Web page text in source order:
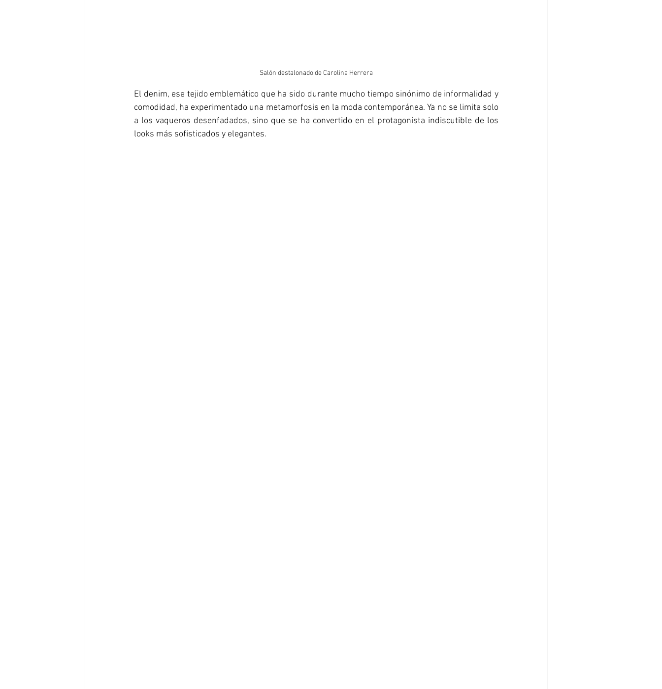
Salón destalonado de Carolina Herrera
El denim, ese tejido emblemático que ha sido durante mucho tiempo sinónimo de informalidad y
comodidad, ha experimentado una metamorfosis en la moda contemporánea. Ya no se limita solo
a los vaqueros desenfadados, sino que se ha convertido en el protagonista indiscutible de los
looks más sofisticados y elegantes.